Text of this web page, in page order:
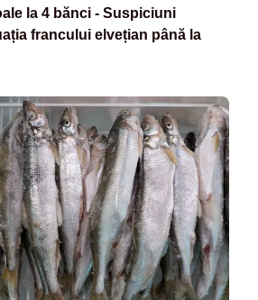
la 4 bănci - Suspiciuni
francului elvețian până la